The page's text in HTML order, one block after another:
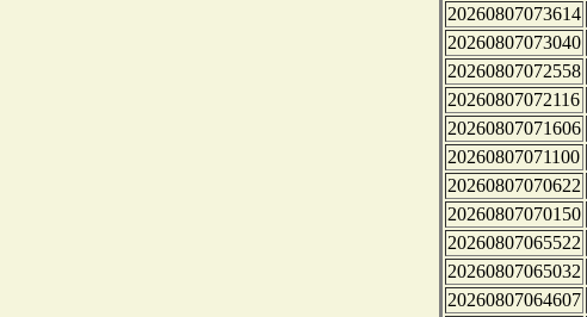
20260807073614
20260807073040
20260807072558
20260807072116
20260807071606
20260807071100
20260807070622
20260807070150
20260807065522
20260807065032
20260807064607